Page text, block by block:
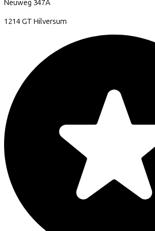
Neuweg 347A
1214 GT Hilversum